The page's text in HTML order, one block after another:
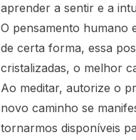
aprender a sentir e a
O pensamento humano
de certa forma, essa
cristalizadas, o melhor
Ao meditar, autorize o
novo caminho se
tornarmos disponíveis